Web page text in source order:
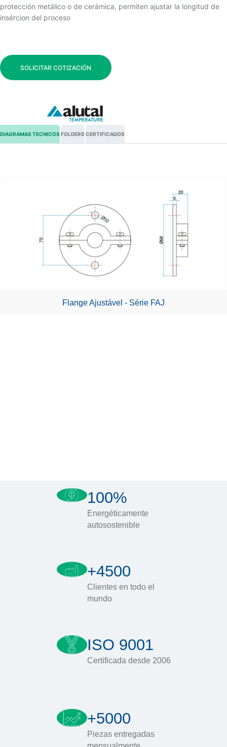
protección metálico o de cerámica, permiten ajustar la longitud de
insércion del proceso
SOLICITAR COTIZACIÓN
DIAGRAMAS TECNICOS FOLDERS CERTIFICADOS
Flange Ajustável - Série FAJ
100%
Energéticamente
autosostenible
+4500
Clientes en todo el
mundo
ISO 9001
Certificada desde 2006
+5000
Piezas entregadas